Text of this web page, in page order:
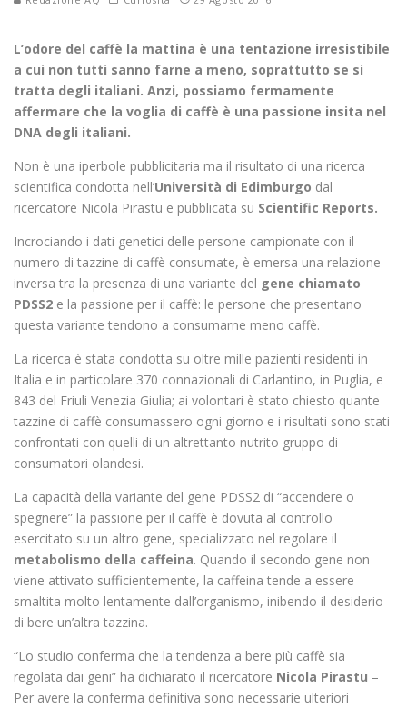
L’odore del caffè la mattina è una tentazione irresistibile
a cui non tutti sanno farne a meno, soprattutto se si
tratta degli italiani. Anzi, possiamo fermamente
affermare che la voglia di caffè è una passione insita nel
DNA degli italiani.
Non è una iperbole pubblicitaria ma il risultato di una ricerca
scientifica condotta nell’Università di Edimburgo dal
ricercatore Nicola Pirastu e pubblicata su Scientific Reports.
Incrociando i dati genetici delle persone campionate con il
numero di tazzine di caffè consumate, è emersa una relazione
inversa tra la presenza di una variante del gene chiamato
PDSS2 e la passione per il caffè: le persone che presentano
questa variante tendono a consumarne meno caffè.
La ricerca è stata condotta su oltre mille pazienti residenti in
Italia e in particolare 370 connazionali di Carlantino, in Puglia, e
843 del Friuli Venezia Giulia; ai volontari è stato chiesto quante
tazzine di caffè consumassero ogni giorno e i risultati sono stati
confrontati con quelli di un altrettanto nutrito gruppo di
consumatori olandesi.
La capacità della variante del gene PDSS2 di “accendere o
spegnere” la passione per il caffè è dovuta al controllo
esercitato su un altro gene, specializzato nel regolare il
metabolismo della caffeina. Quando il secondo gene non
viene attivato sufficientemente, la caffeina tende a essere
smaltita molto lentamente dall’organismo, inibendo il desiderio
di bere un’altra tazzina.
“Lo studio conferma che la tendenza a bere più caffè sia
regolata dai geni” ha dichiarato il ricercatore Nicola Pirastu –
Per avere la conferma definitiva sono necessarie ulteriori